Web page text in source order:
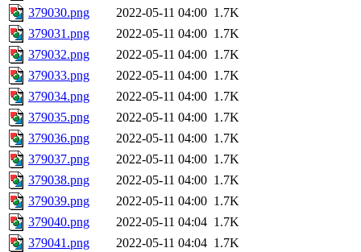
379030.png
2022-05-11 04:00 1.7K
379031.png
2022-05-11 04:00 1.7K
379032.png
2022-05-11 04:00 1.7K
379033.png
2022-05-11 04:00 1.7K
379034.png
2022-05-11 04:00 1.7K
379035.png
2022-05-11 04:00 1.7K
379036.png
2022-05-11 04:00 1.7K
379037.png
2022-05-11 04:00 1.7K
379038.png
2022-05-11 04:00 1.7K
379039.png
2022-05-11 04:00 1.7K
379040.png
2022-05-11 04:04 1.7K
379041.png
2022-05-11 04:04 1.7K